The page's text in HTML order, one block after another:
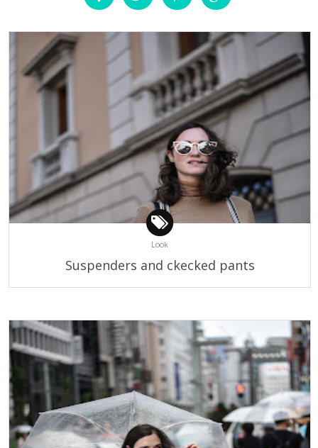
Look
Suspenders and ckecked pants